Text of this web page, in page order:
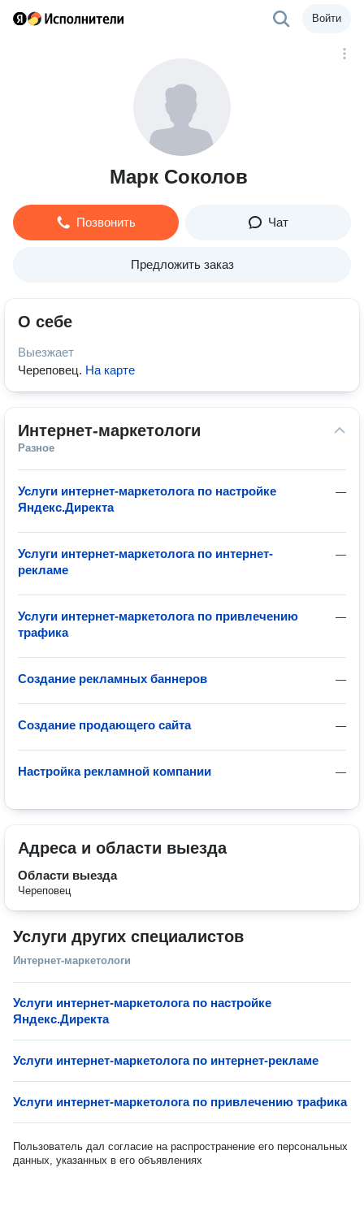
Войти
Марк Соколов
Позвонить Чат
Предложить заказ
О себе
Выезжает
Череповец. На карте
Интернет-маркетологи
Разное
—
Услуги интернет-маркетолога по настройке
Яндекс.Директа
—
Услуги интернет-маркетолога по интернет-
рекламе
—
Услуги интернет-маркетолога по привлечению
трафика
—
Создание рекламных баннеров
—
Создание продающего сайта
—
Настройка рекламной компании
Адреса и области выезда
Области выезда
Череповец
Услуги других специалистов
Интернет-маркетологи
Услуги интернет-маркетолога по настройке
Яндекс.Директа
Услуги интернет-маркетолога по интернет-рекламе
Услуги интернет-маркетолога по привлечению трафика
Пользователь дал согласие на распространение его персональных
данных, указанных в его объявлениях